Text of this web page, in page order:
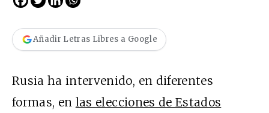
Añadir Letras Libres a Google
Rusia ha intervenido, en diferentes
formas, en las elecciones de Estados